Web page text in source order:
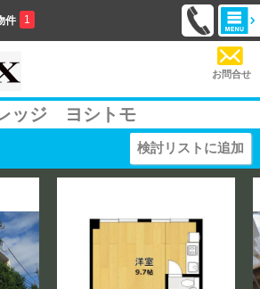
件 1
お問合せ
ッジ ヨシトモ
検討リストに追加